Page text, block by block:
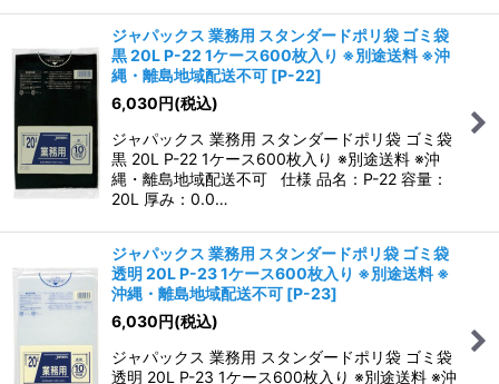
ジャパックス 業務用 スタンダードポリ袋 ゴミ袋
黒 20L P-22 1ケース600枚入り ※別途送料 ※沖
縄・離島地域配送不可 [P-22]
6,030円(税込)
ジャパックス 業務用 スタンダードポリ袋 ゴミ袋
黒 20L P-22 1ケース600枚入り ※別途送料 ※沖
縄・離島地域配送不可 仕様 品名：P-22 容量：
20L 厚み：0.0…
ジャパックス 業務用 スタンダードポリ袋 ゴミ袋
透明 20L P-23 1ケース600枚入り ※別途送料 ※
沖縄・離島地域配送不可 [P-23]
6,030円(税込)
ジャパックス 業務用 スタンダードポリ袋 ゴミ袋
透明 20L P-23 1ケース600枚入り ※別途送料 ※沖